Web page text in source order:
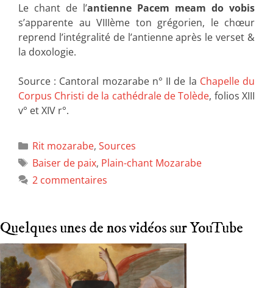
Le chant de l’antienne Pacem meam do vobis
s’apparente au VIIIème ton grégorien, le chœur
reprend l’intégralité de l’antienne après le verset &
la doxologie.
Source : Cantoral mozarabe n° II de la Chapelle du
Corpus Christi de la cathédrale de Tolède, folios XIII
v° et XIV r°.
Rit mozarabe, Sources
Baiser de paix, Plain-chant Mozarabe
2 commentaires
Quelques unes de nos vidéos sur YouTube